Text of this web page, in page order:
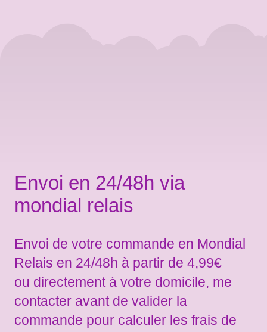
Envoi en 24/48h via
mondial relais
Envoi de votre commande en Mondial
Relais en 24/48h à partir de 4,99€
ou directement à votre domicile, me
contacter avant de valider la
commande pour calculer les frais de